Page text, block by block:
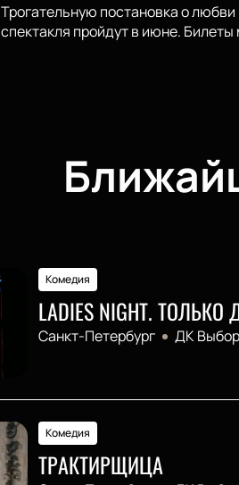
Трогательную постановка о
спектакля пройдут в июне.
Комедия
LADIES NIGHT.
Санкт-Петербург ДК
Комедия
ТРАКТИРЩИЦА